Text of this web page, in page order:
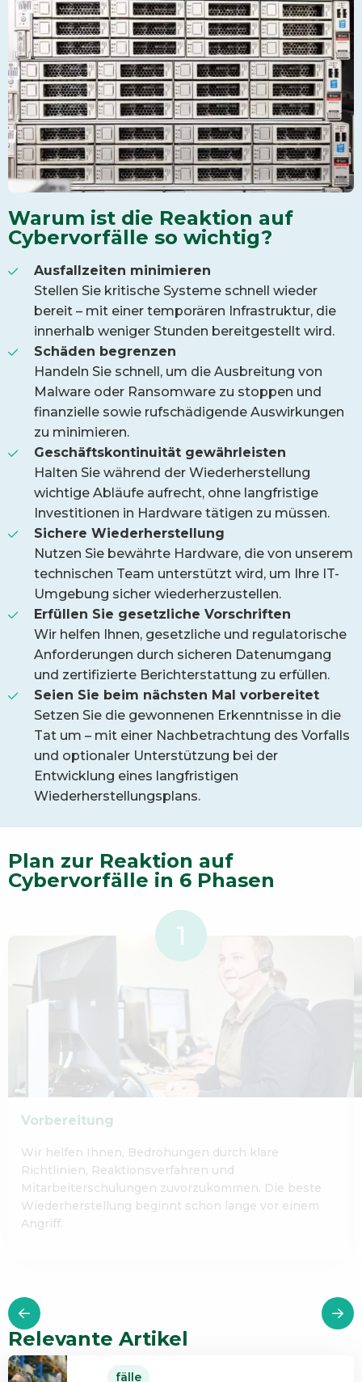
Warum ist die Reaktion auf
Cybervorfälle so wichtig?
Ausfallzeiten minimieren
Stellen Sie kritische Systeme schnell wieder
bereit – mit einer temporären Infrastruktur, die
innerhalb weniger Stunden bereitgestellt wird.
Schäden begrenzen
Handeln Sie schnell, um die Ausbreitung von
Malware oder Ransomware zu stoppen und
finanzielle sowie rufschädigende Auswirkungen
zu minimieren.
Geschäftskontinuität gewährleisten
Halten Sie während der Wiederherstellung
wichtige Abläufe aufrecht, ohne langfristige
Investitionen in Hardware tätigen zu müssen.
Sichere Wiederherstellung
Nutzen Sie bewährte Hardware, die von unserem
technischen Team unterstützt wird, um Ihre IT-
Umgebung sicher wiederherzustellen.
Erfüllen Sie gesetzliche Vorschriften
Wir helfen Ihnen, gesetzliche und regulatorische
Anforderungen durch sicheren Datenumgang
und zertifizierte Berichterstattung zu erfüllen.
Seien Sie beim nächsten Mal vorbereitet
Setzen Sie die gewonnenen Erkenntnisse in die
Tat um – mit einer Nachbetrachtung des Vorfalls
und optionaler Unterstützung bei der
Entwicklung eines langfristigen
Wiederherstellungsplans.
Plan zur Reaktion auf
Cybervorfälle in 6 Phasen
Vorbereitung
Wir helfen Ihnen, Bedrohungen durch klare
Richtlinien, Reaktionsverfahren und
Mitarbeiterschulungen zuvorzukommen. Die beste
Wiederherstellung beginnt schon lange vor einem
Angriff.
Relevante Artikel
fälle
Read